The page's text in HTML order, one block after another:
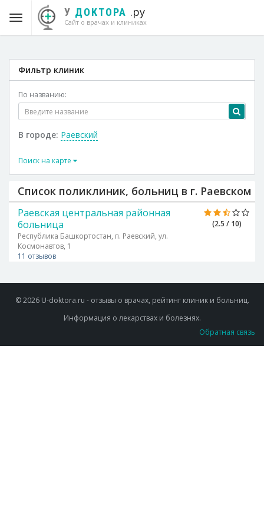
У ДОКТОРА .ру
Сайт о врачах и клиниках
Фильтр клиник
По названию:
В городе: Раевский
Поиск на карте
Список поликлиник, больниц в г. Раевском
(2.5 / 10)
Раевская центральная районная
больница
Республика Башкортостан, п. Раевский, ул.
Космонавтов, 1
11 отзывов
© 2026 U-doktora.ru - отзывы о врачах, рейтинг клиник и больниц.
Информация о лекарствах и болезнях.
Обратная связь